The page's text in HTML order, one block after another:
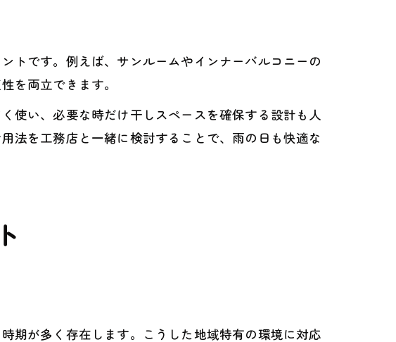
トです。例えば、サンルームやインナーバルコニーの
を両立できます。
使い、必要な時だけ干しスペースを確保する設計も人
法を工務店と一緒に検討することで、雨の日も快適な
期が多く存在します。こうした地域特有の環境に対応